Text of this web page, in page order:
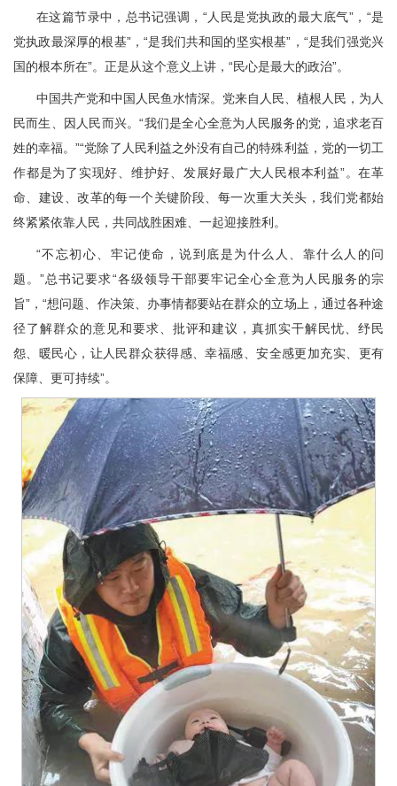
在这篇节录中，总书记强调，“人民是党执政的最大底气”，“是
党执政最深厚的根基”，“是我们共和国的坚实根基”，“是我们强党兴
国的根本所在”。正是从这个意义上讲，“民心是最大的政治”。
中国共产党和中国人民鱼水情深。党来自人民、植根人民，为人
民而生、因人民而兴。“我们是全心全意为人民服务的党，追求老百
姓的幸福。”“党除了人民利益之外没有自己的特殊利益，党的一切工
作都是为了实现好、维护好、发展好最广大人民根本利益”。在革
命、建设、改革的每一个关键阶段、每一次重大关头，我们党都始
终紧紧依靠人民，共同战胜困难、一起迎接胜利。
“不忘初心、牢记使命，说到底是为什么人、靠什么人的问
题。”总书记要求“各级领导干部要牢记全心全意为人民服务的宗
旨”，“想问题、作决策、办事情都要站在群众的立场上，通过各种途
径了解群众的意见和要求、批评和建议，真抓实干解民忧、纾民
怨、暖民心，让人民群众获得感、幸福感、安全感更加充实、更有
保障、更可持续”。